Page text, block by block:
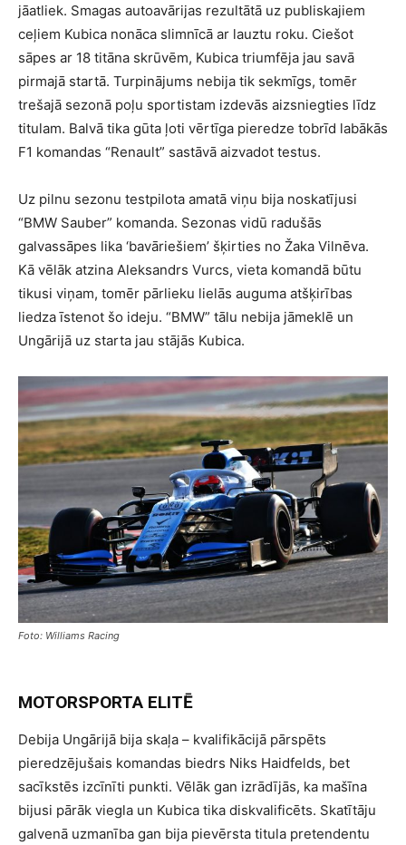
jāatliek. Smagas autoavārijas rezultātā uz publiskajiem
ceļiem Kubica nonāca slimnīcā ar lauztu roku. Ciešot
sāpes ar 18 titāna skrūvēm, Kubica triumfēja jau savā
pirmajā startā. Turpinājums nebija tik sekmīgs, tomēr
trešajā sezonā poļu sportistam izdevās aizsniegties līdz
titulam. Balvā tika gūta ļoti vērtīga pieredze tobrīd labākās
F1 komandas “Renault” sastāvā aizvadot testus.
Uz pilnu sezonu testpilota amatā viņu bija noskatījusi
“BMW Sauber” komanda. Sezonas vidū radušās
galvassāpes lika ‘bavāriešiem’ šķirties no Žaka Vilnēva.
Kā vēlāk atzina Aleksandrs Vurcs, vieta komandā būtu
tikusi viņam, tomēr pārlieku lielās auguma atšķirības
liedza īstenot šo ideju. “BMW” tālu nebija jāmeklē un
Ungārijā uz starta jau stājās Kubica.
Foto: Williams Racing
MOTORSPORTA ELITĒ
Debija Ungārijā bija skaļa – kvalifikācijā pārspēts
pieredzējušais komandas biedrs Niks Haidfelds, bet
sacīkstēs izcīnīti punkti. Vēlāk gan izrādījās, ka mašīna
bijusi pārāk viegla un Kubica tika diskvalificēts. Skatītāju
galvenā uzmanība gan bija pievērsta titula pretendentu